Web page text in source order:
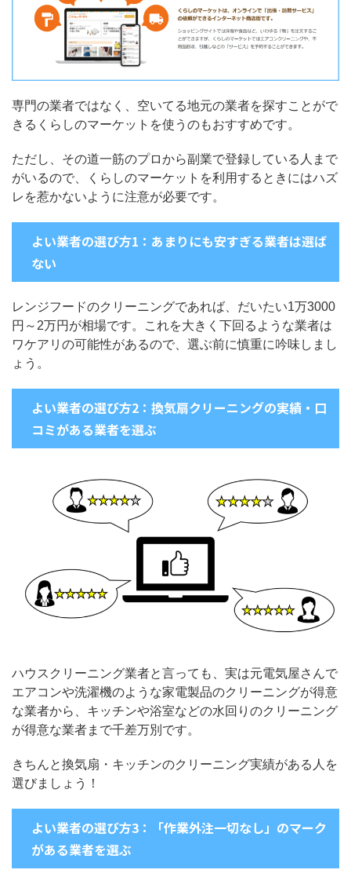
専門の業者ではなく、空いてる地元の業者を探すことがで
きるくらしのマーケットを使うのもおすすめです。
ただし、その道一筋のプロから副業で登録している人まで
がいるので、くらしのマーケットを利用するときにはハズ
レを惹かないように注意が必要です。
よい業者の選び方1：あまりにも安すぎる業者は選ば
ない
レンジフードのクリーニングであれば、だいたい1万3000
円～2万円が相場です。これを大きく下回るような業者は
ワケアリの可能性があるので、選ぶ前に慎重に吟味しまし
ょう。
よい業者の選び方2：換気扇クリーニングの実績・口
コミがある業者を選ぶ
ハウスクリーニング業者と言っても、実は元電気屋さんで
エアコンや洗濯機のような家電製品のクリーニングが得意
な業者から、キッチンや浴室などの水回りのクリーニング
が得意な業者まで千差万別です。
きちんと換気扇・キッチンのクリーニング実績がある人を
選びましょう！
よい業者の選び方3：「作業外注一切なし」のマーク
がある業者を選ぶ